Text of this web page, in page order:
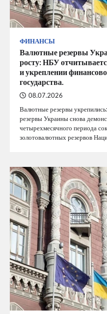
ФИНАНСЫ
Валютные резервы
росту: НБУ
и укреплении
государства.
08.07.2026
Валютные резервы
резервы Украины снова
четырехмесячного периода
золотовалютных резервов